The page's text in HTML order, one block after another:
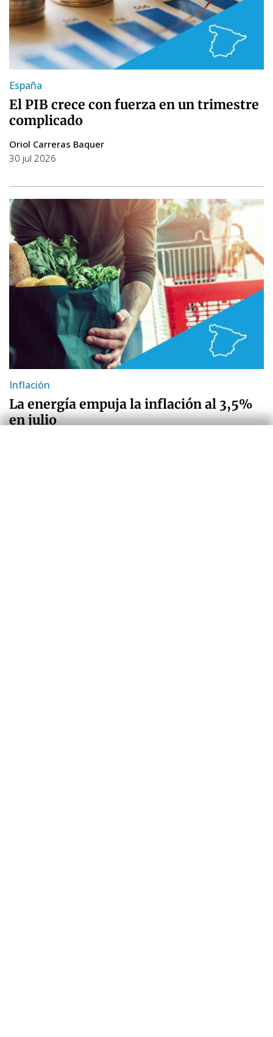
España
El PIB crece con fuerza en un trimestre
complicado
Oriol Carreras Baquer
30 jul 2026
Inflación
La energía empuja la inflación al 3,5%
en julio